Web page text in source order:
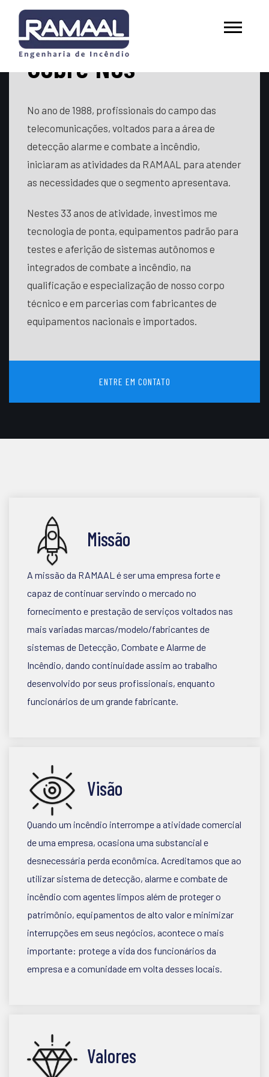
Sobre Nós
No ano de 1988, profissionais do campo das
telecomunicações, voltados para a área de
detecção alarme e combate a incêndio,
iniciaram as atividades da RAMAAL para atender
as necessidades que o segmento apresentava.
Nestes 33 anos de atividade, investimos me
tecnologia de ponta, equipamentos padrão para
testes e aferição de sistemas autônomos e
integrados de combate a incêndio, na
qualificação e especialização de nosso corpo
técnico e em parcerias com fabricantes de
equipamentos nacionais e importados.
ENTRE EM CONTATO
Missão
A missão da RAMAAL é ser uma empresa forte e
capaz de continuar servindo o mercado no
fornecimento e prestação de serviços voltados nas
mais variadas marcas/modelo/fabricantes de
sistemas de Detecção, Combate e Alarme de
Incêndio, dando continuidade assim ao trabalho
desenvolvido por seus profissionais, enquanto
funcionários de um grande fabricante.
Visão
Quando um incêndio interrompe a atividade comercial
de uma empresa, ocasiona uma substancial e
desnecessária perda econômica. Acreditamos que ao
utilizar sistema de detecção, alarme e combate de
incêndio com agentes limpos além de proteger o
patrimônio, equipamentos de alto valor e minimizar
interrupções em seus negócios, acontece o mais
importante: protege a vida dos funcionários da
empresa e a comunidade em volta desses locais.
Valores